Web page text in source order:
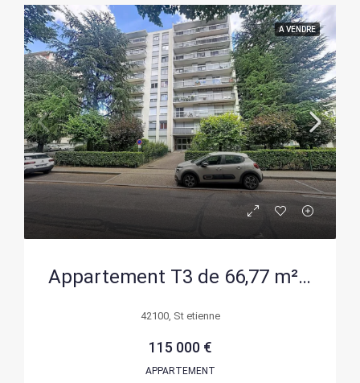
A VENDRE
Appartement T3 de 66,77 m² avec parking privé à Saint-Étienne
42100, St etienne
115 000 €
APPARTEMENT